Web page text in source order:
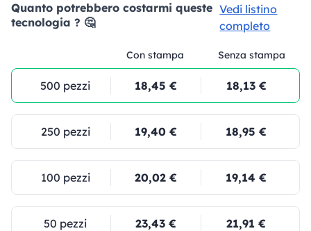
Quanto potrebbero costarmi queste
tecnologia ? 🤔
Vedi listino
completo
Con stampa Senza stampa
500 pezzi 18,45 € 18,13 €
250 pezzi 19,40 € 18,95 €
100 pezzi 20,02 € 19,14 €
50 pezzi 23,43 € 21,91 €